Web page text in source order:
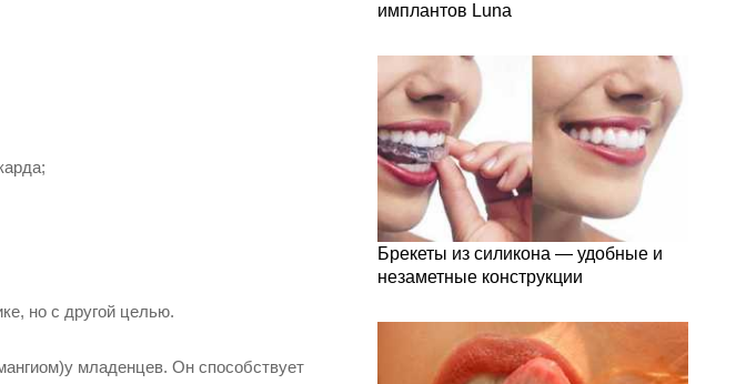
, но с другой целью.
у младенцев. Он способствует
имплантов Luna
Брекеты из силикона — удобные и
незаметные конструкции